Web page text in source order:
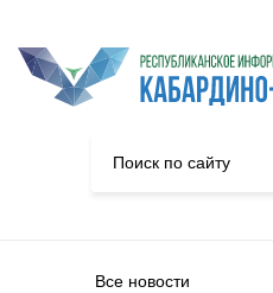
Все новости